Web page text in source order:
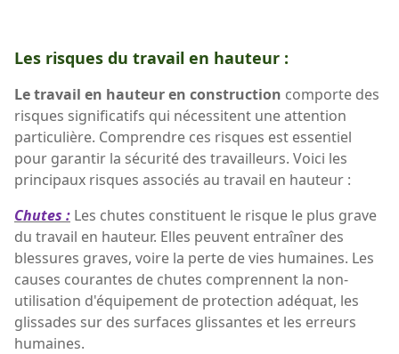
Les risques du travail en hauteur :
Le travail en hauteur en construction comporte des
risques significatifs qui nécessitent une attention
particulière. Comprendre ces risques est essentiel
pour garantir la sécurité des travailleurs. Voici les
principaux risques associés au travail en hauteur :
Chutes : Les chutes constituent le risque le plus grave
du travail en hauteur. Elles peuvent entraîner des
blessures graves, voire la perte de vies humaines. Les
causes courantes de chutes comprennent la non-
utilisation d'équipement de protection adéquat, les
glissades sur des surfaces glissantes et les erreurs
humaines.